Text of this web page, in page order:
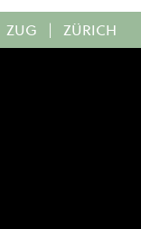
ZUG | ZÜRICH